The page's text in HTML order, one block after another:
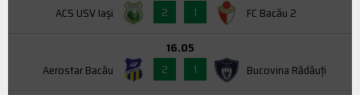
ACS USV Iaşi
2
1 FC Bacău 2
Aerostar Bacău
16.05
2
1 Bucovina Rădăuți